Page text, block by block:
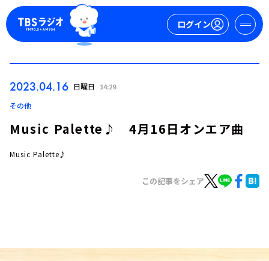
ログイン
トピックス
2023.04.16 日曜日 14:29
その他
Music Palette♪ 4月16日オンエア曲
Music Palette♪
この記事をシェア